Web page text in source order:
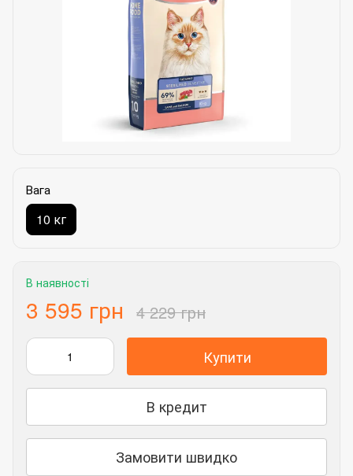
Вага
10 кг
В наявності
3 595 грн 4 229 грн
Купити
В кредит
Замовити швидко